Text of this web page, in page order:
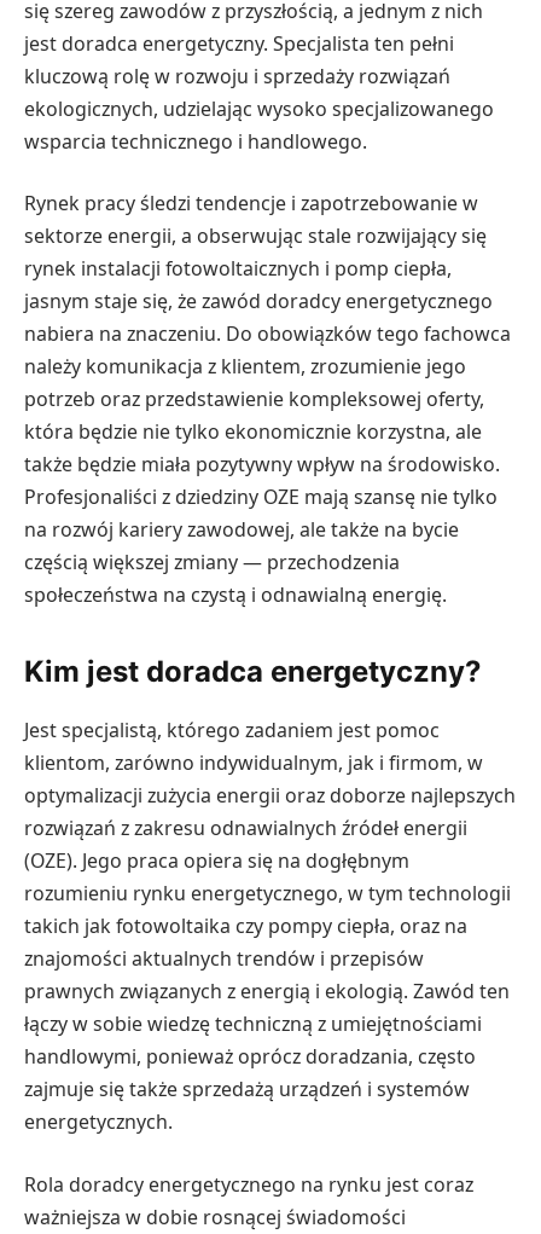
się szereg zawodów z przyszłością, a jednym z nich
jest doradca energetyczny. Specjalista ten pełni
kluczową rolę w rozwoju i sprzedaży rozwiązań
ekologicznych, udzielając wysoko specjalizowanego
wsparcia technicznego i handlowego.
Rynek pracy śledzi tendencje i zapotrzebowanie w
sektorze energii, a obserwując stale rozwijający się
rynek instalacji fotowoltaicznych i pomp ciepła,
jasnym staje się, że zawód doradcy energetycznego
nabiera na znaczeniu. Do obowiązków tego fachowca
należy komunikacja z klientem, zrozumienie jego
potrzeb oraz przedstawienie kompleksowej oferty,
która będzie nie tylko ekonomicznie korzystna, ale
także będzie miała pozytywny wpływ na środowisko.
Profesjonaliści z dziedziny OZE mają szansę nie tylko
na rozwój kariery zawodowej, ale także na bycie
częścią większej zmiany — przechodzenia
społeczeństwa na czystą i odnawialną energię.
Kim jest doradca energetyczny?
Jest specjalistą, którego zadaniem jest pomoc
klientom, zarówno indywidualnym, jak i firmom, w
optymalizacji zużycia energii oraz doborze najlepszych
rozwiązań z zakresu odnawialnych źródeł energii
(OZE). Jego praca opiera się na dogłębnym
rozumieniu rynku energetycznego, w tym technologii
takich jak fotowoltaika czy pompy ciepła, oraz na
znajomości aktualnych trendów i przepisów
prawnych związanych z energią i ekologią. Zawód ten
łączy w sobie wiedzę techniczną z umiejętnościami
handlowymi, ponieważ oprócz doradzania, często
zajmuje się także sprzedażą urządzeń i systemów
energetycznych.
Rola doradcy energetycznego na rynku jest coraz
ważniejsza w dobie rosnącej świadomości